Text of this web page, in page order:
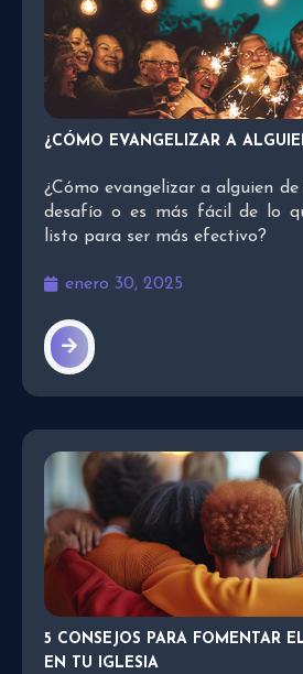
¿CÓMO EVANGELIZAR A
¿Cómo evangelizar a alguien
desafío o es más fácil de lo
listo para ser más efectivo?
enero 30, 2025
5 CONSEJOS PARA FOMENTAR
EN TU IGLESIA